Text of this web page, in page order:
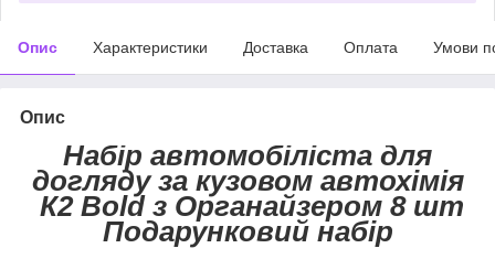
Опис Характеристики Доставка Оплата Умови
Опис
Набір автомобіліста для
догляду за кузовом автохімія
К2 Bold з Органайзером 8 шт
Подарунковий набір